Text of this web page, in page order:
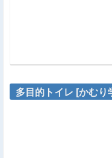
多目的トイレ [かむり